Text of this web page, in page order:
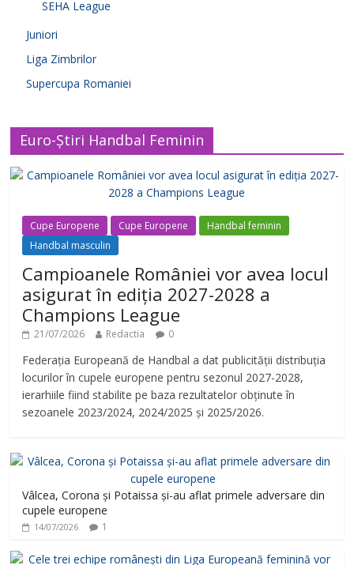
SEHA League
Juniori
Liga Zimbrilor
Supercupa Romaniei
Euro-Știri Handbal Feminin
Cupe Europene Cupe Europene
Handbal feminin
Handbal masculin
Campioanele României vor avea locul
asigurat în ediția 2027-2028 a
Champions League
21/07/2026 Redactia 0
Federația Europeană de Handbal a dat publicității distribuția
locurilor în cupele europene pentru sezonul 2027-2028,
ierarhiile fiind stabilite pe baza rezultatelor obținute în
sezoanele 2023/2024, 2024/2025 și 2025/2026.
Vâlcea, Corona și Potaissa și-au aflat primele adversare din
cupele europene
14/07/2026 1